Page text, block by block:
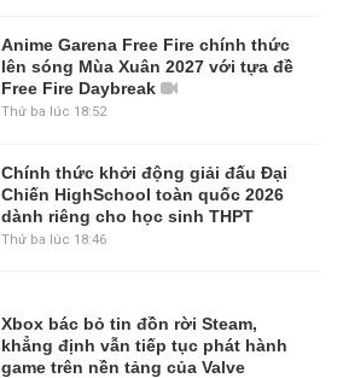
Anime Garena Free Fire chính thức
lên sóng Mùa Xuân 2027 với tựa đề
Free Fire Daybreak
Thứ ba lúc 18:52
Chính thức khởi động giải đấu Đại
Chiến HighSchool toàn quốc 2026
dành riêng cho học sinh THPT
Thứ ba lúc 18:46
Xbox bác bỏ tin đồn rời Steam,
khẳng định vẫn tiếp tục phát hành
game trên nền tảng của Valve